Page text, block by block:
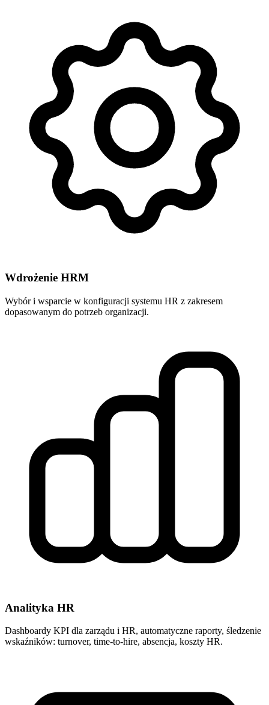
Wdrożenie HRM
Wybór i wsparcie w konfiguracji systemu HR z zakresem
dopasowanym do potrzeb organizacji.
Analityka HR
Dashboardy KPI dla zarządu i HR, automatyczne raporty, śledzenie
wskaźników: turnover, time-to-hire, absencja, koszty HR.